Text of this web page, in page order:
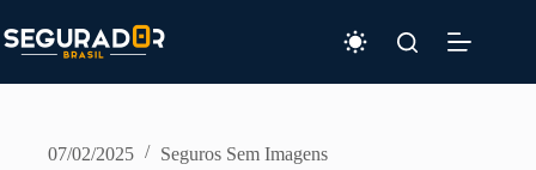
para
o
07/02/2025 Seguros Sem Imagens